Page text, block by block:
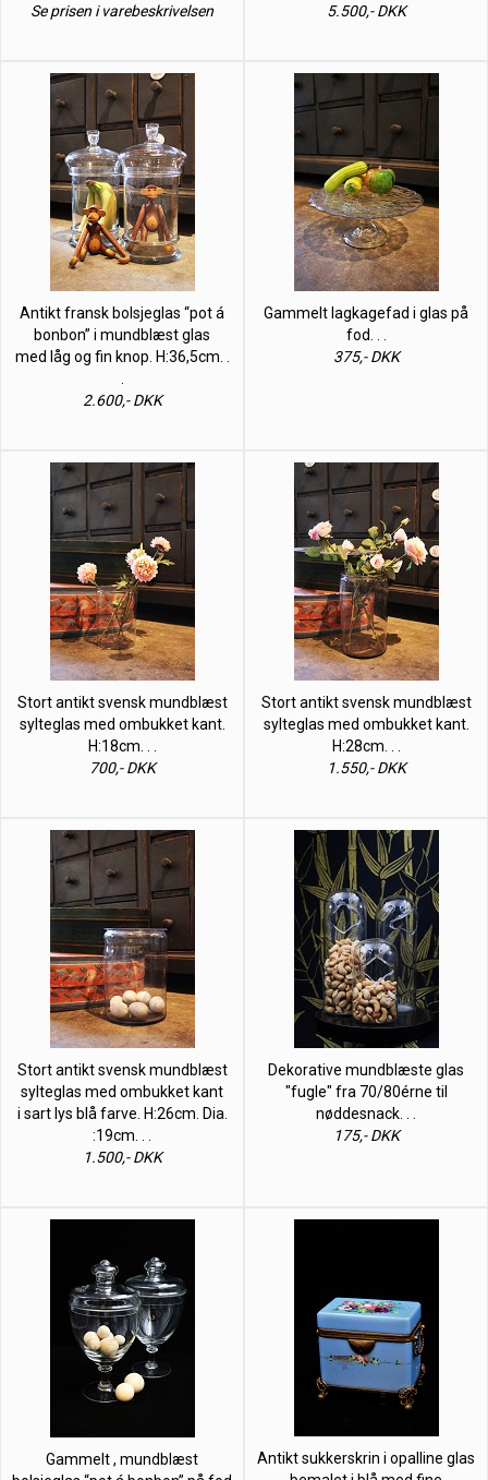
Se prisen i varebeskrivelsen
5.500,- DKK
Antikt fransk bolsjeglas “pot á
bonbon” i mundblæst glas
med låg og fin knop. H:36,5cm. .
2.600,- DKK
Gammelt lagkagefad i glas på
fod. . .
375,- DKK
Stort antikt svensk mundblæst
sylteglas med ombukket kant.
H:18cm. . .
700,- DKK
Stort antikt svensk mundblæst
sylteglas med ombukket kant.
H:28cm. . .
1.550,- DKK
Stort antikt svensk mundblæst
sylteglas med ombukket kant
i sart lys blå farve. H:26cm. Dia.
:19cm. . .
1.500,- DKK
Dekorative mundblæste glas
"fugle" fra 70/80érne til
nøddesnack. . .
175,- DKK
Gammelt , mundblæst
Antikt sukkerskrin i opalline glas